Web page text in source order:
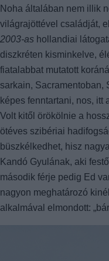
Noha általában nem illik
világrajöttével családját,
2003-as hollandiai
diszkréten kisminkelve,
fiatalabbat mutatott
sarkain, Sacramentoban,
képes fenntartani, nos, itt
Volt kitől örökölnie a
ötéves szibériai
büszkélkedhet, hisz
Kandó Gyulának, aki
második férje pedig Ed
nagyon meghatározó
alkalmával elmondott: